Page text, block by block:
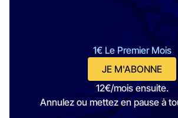
1€ Le Premier Mois
JE M'ABONNE
12€/mois ensuite.
Annulez ou mettez en pause à